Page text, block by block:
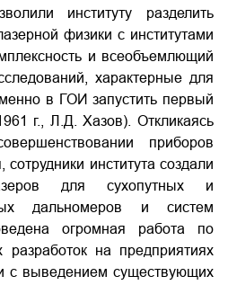
институту разделить
физики с институтами
и всеобъемлющий
характерные для
в ГОИ запустить первый
г., Л.Д. Хазов). Откликаясь
приборов
института создали
для сухопутных и
дальномеров и систем
огромная работа по
на предприятиях
с выведением существующих